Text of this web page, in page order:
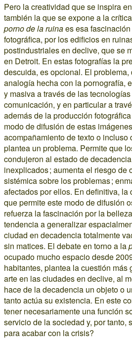
Pero la creatividad que se inspira
también la que se expone a la
porno de la ruinaes esa
fotográfica, por los edificios en
postindustriales en declive, que se
en Detroit. En estas fotografías la
descuida, es opcional. El
analogía hecha con la pornografía,
y masiva a través de las
comunicación, y en particular a
además de la producción
modo de difusión de estas
acompañamiento de texto o incluso
plantea un problema. Permite que
condujeron al estado de
inexplicados ; aumenta el riesgo de
sistémica sobre los problemas ;
afectados por ellos. En definitiva, la
que permite este modo de difusión
refuerza la fascinación por la
tendencia a generalizar
ciudad en decadencia totalmente
sin matices. El debate en torno a la
ocupado mucho espacio desde
habitantes, plantea la cuestión más
arte en las ciudades en declive, al
hace de la decadencia un objeto o
tanto actúa su existencia. En este
tener necesariamente una función
servicio de la sociedad y, por tanto,
para acabar con la crisis?